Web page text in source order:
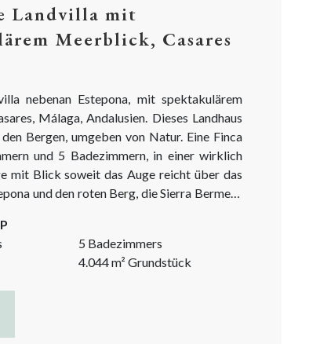
Landvilla mit
Meerblick, Casares
nebenan Estepona, mit spektakulärem
Málaga, Andalusien. Dieses Landhaus
Bergen, umgeben von Natur. Eine Finca
und 5 Badezimmern, in einer wirklich
mit Blick soweit das Auge reicht über das
und den roten Berg, die Sierra Bermeja.
Der jetzige Besitzer wird das...
5 Badezimmers
4.044m² Grundstück